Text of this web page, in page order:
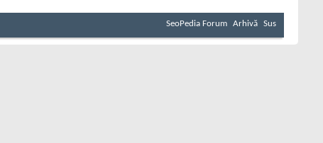
SeoPedia Forum Arhivă Sus